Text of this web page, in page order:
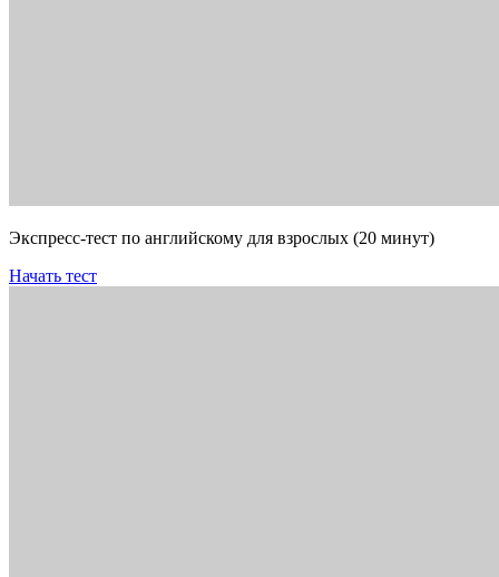
Экспресс-тест по английскому для взрослых (20 минут)
Начать тест